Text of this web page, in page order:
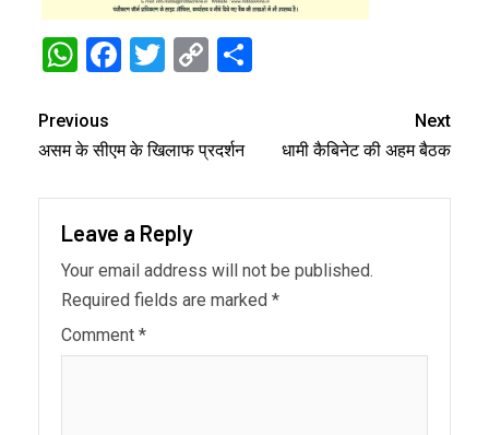
WhatsApp
Facebook
Twitter
Copy
Previous
असम के सीएम के खिलाफ प्रदर्शन
Next
धामी कैबिनेट की अहम बैठक
Leave a Reply
Your email address will not be published.
Required fields are marked *
Comment *